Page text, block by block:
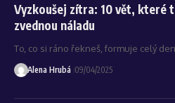
Vyzkoušej zítra: 10 vět, které
zvednou náladu
To, co si ráno řekneš, formuje celý
Alena Hrubá 09/04/2025